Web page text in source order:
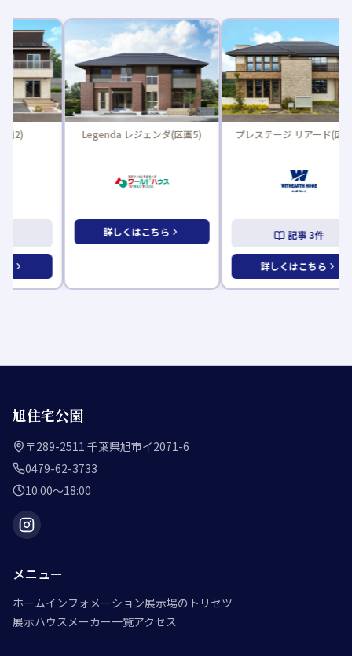
プレステージ リアード(区画3)
件
詳しくはこちら
Legenda レジェンダ(区画5)
詳しくはこちら
旭住宅公園
〒289-2511 千葉県旭市イ2071-6
0479-62-3733
10:00〜18:00
メニュー
ホームインフォメーション展示場のトリセツ
展示ハウスメーカー一覧アクセス